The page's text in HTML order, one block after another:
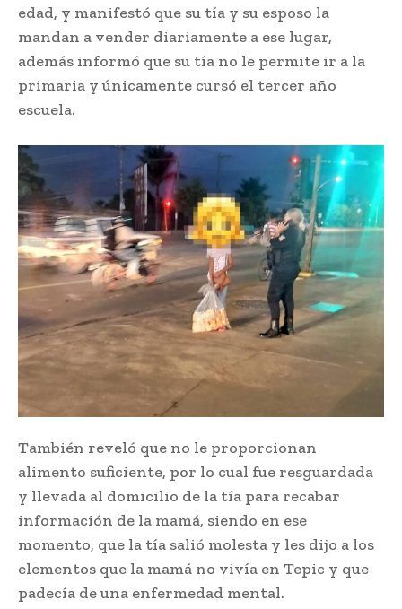
edad, y manifestó que su tía y su esposo la
mandan a vender diariamente a ese lugar,
además informó que su tía no le permite ir a la
primaria y únicamente cursó el tercer año
escuela.
También reveló que no le proporcionan
alimento suficiente, por lo cual fue resguardada
y llevada al domicilio de la tía para recabar
información de la mamá, siendo en ese
momento, que la tía salió molesta y les dijo a los
elementos que la mamá no vivía en Tepic y que
padecía de una enfermedad mental.